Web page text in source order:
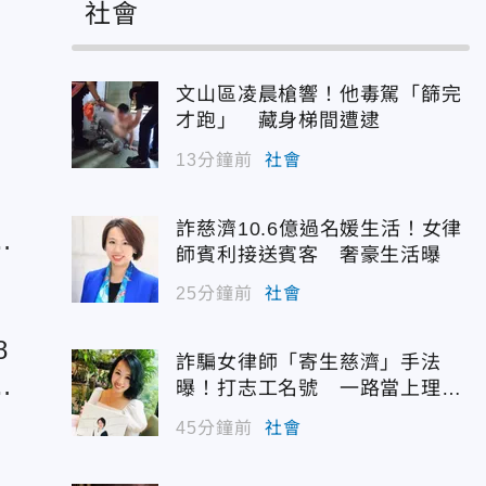
社會
文山區凌晨槍響！他毒駕「篩完
才跑」 藏身梯間遭逮
13分鐘前 社會
詐慈濟10.6億過名媛生活！女律
師賓利接送賓客 奢豪生活曝
25分鐘前 社會
詐騙女律師「寄生慈濟」手法
曝！打志工名號 一路當上理事
45分鐘前 社會